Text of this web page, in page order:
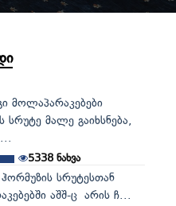
მოლაპარაკებები
სრუტე მალე გაიხსნება,
5338 ნახვა
სრუტესთან
აშშ-ც არის ჩ...